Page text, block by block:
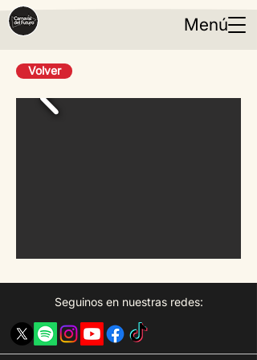
Menú
Volver
Seguinos en nuestras redes: